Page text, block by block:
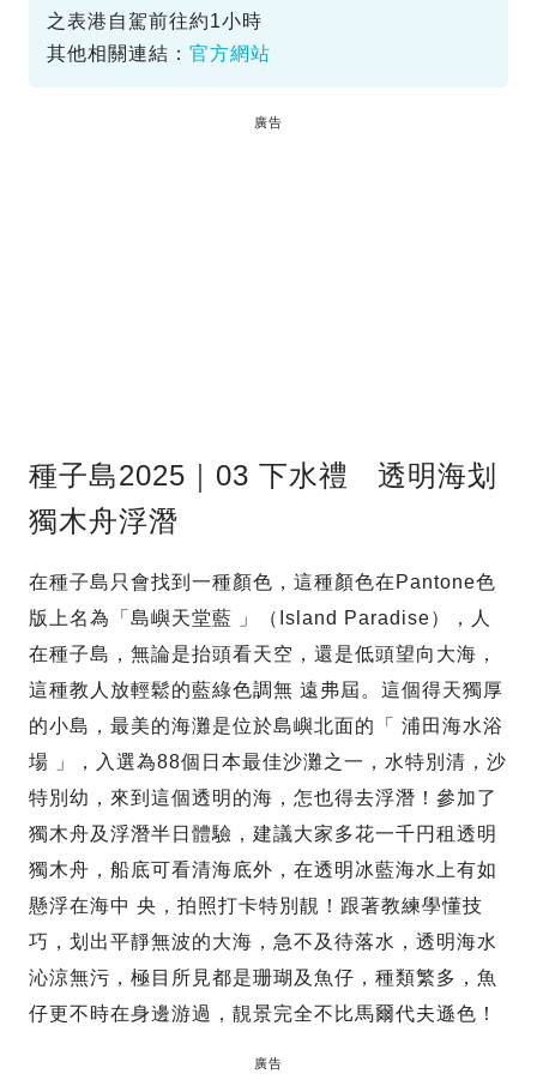
之表港自駕前往約1小時
其他相關連結： 官方網站
廣告
種子島2025｜03 下水禮 透明海划
獨木舟浮潛
在種子島只會找到一種顏色，這種顏色在Pantone色
版上名為「島嶼天堂藍 」（Island Paradise），人
在種子島，無論是抬頭看天空，還是低頭望向大海，
這種教人放輕鬆的藍綠色調無 遠弗屆。這個得天獨厚
的小島，最美的海灘是位於島嶼北面的「 浦田海水浴
場 」，入選為88個日本最佳沙灘之一，水特別清，沙
特別幼，來到這個透明的海，怎也得去浮潛！參加了
獨木舟及浮潛半日體驗，建議大家多花一千円租透明
獨木舟，船底可看清海底外，在透明冰藍海水上有如
懸浮在海中 央，拍照打卡特別靚！跟著教練學懂技
巧，划出平靜無波的大海，急不及待落水，透明海水
沁涼無污，極目所見都是珊瑚及魚仔，種類繁多，魚
仔更不時在身邊游過，靚景完全不比馬爾代夫遜色！
廣告